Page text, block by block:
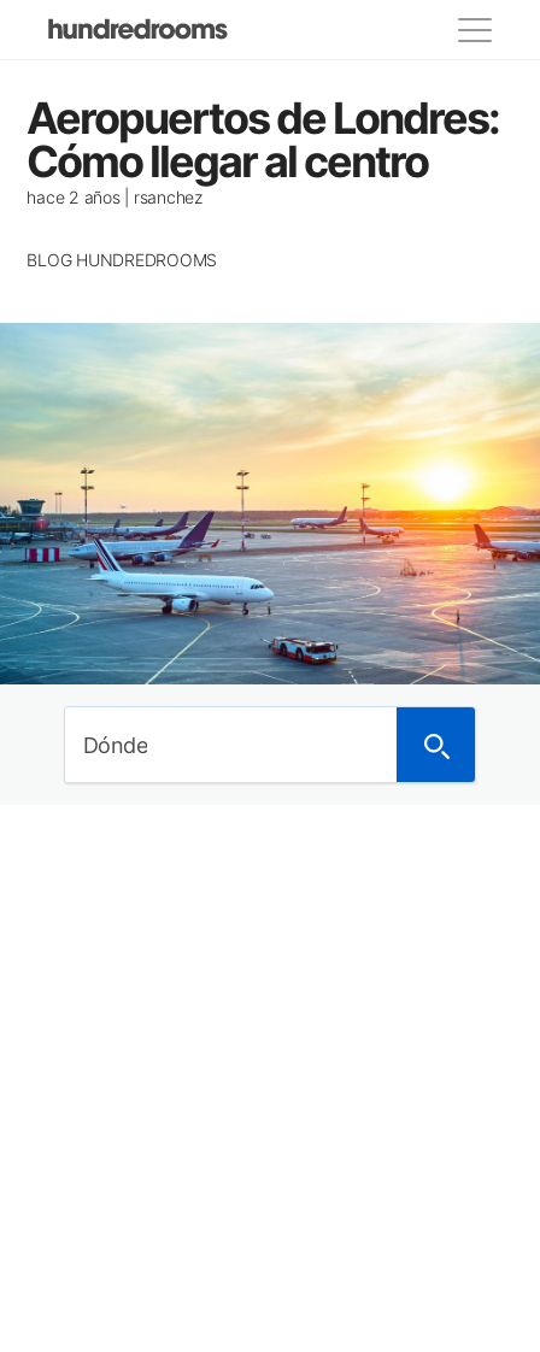
Categorías
propietarios
Lugares para visitar
Casas de famosos
Alojamientos recomendados
Casas con encanto
Consejos para viajar
Ideas de viajes
Curiosidades del mundo
Noticias
Últimos posts
Dónde anunciarte para alquilar tu piso o vivienda
Aeropuertos de Londres:
Cómo llegar al centro
hace 2 años | rsanchez
BLOG HUNDREDROOMS
Dónde